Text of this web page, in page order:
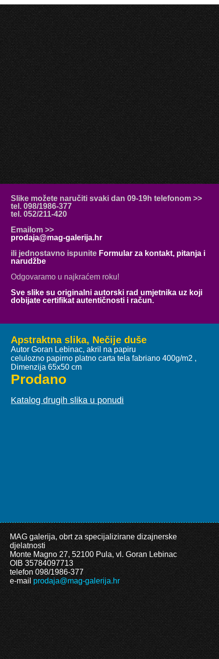
Slike možete naručiti svaki dan 09-19h telefonom >>
tel. 098/1986-377
tel. 052/211-420
Emailom >>
prodaja@mag-galerija.hr
ili jednostavno ispunite Formular za kontakt, pitanja i
narudžbe
Odgovaramo u najkraćem roku!
Sve slike su originalni autorski rad umjetnika uz koji
dobijate certifikat autentičnosti i račun.
Apstraktna slika, Nečije duše
Autor Goran Lebinac, akril na papiru
celulozno papirno platno carta tela fabriano 400g/m2 ,
Dimenzija 65x50 cm
Prodano
Katalog drugih slika u ponudi
MAG galerija, obrt za specijalizirane dizajnerske
djelatnosti
Monte Magno 27, 52100 Pula, vl. Goran Lebinac
OIB 35784097713
telefon 098/1986-377
e-mailprodaja@mag-galerija.hr